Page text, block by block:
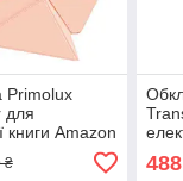
Primolux
для
книги Amazon
11th Gen
- Rose
₴ 488